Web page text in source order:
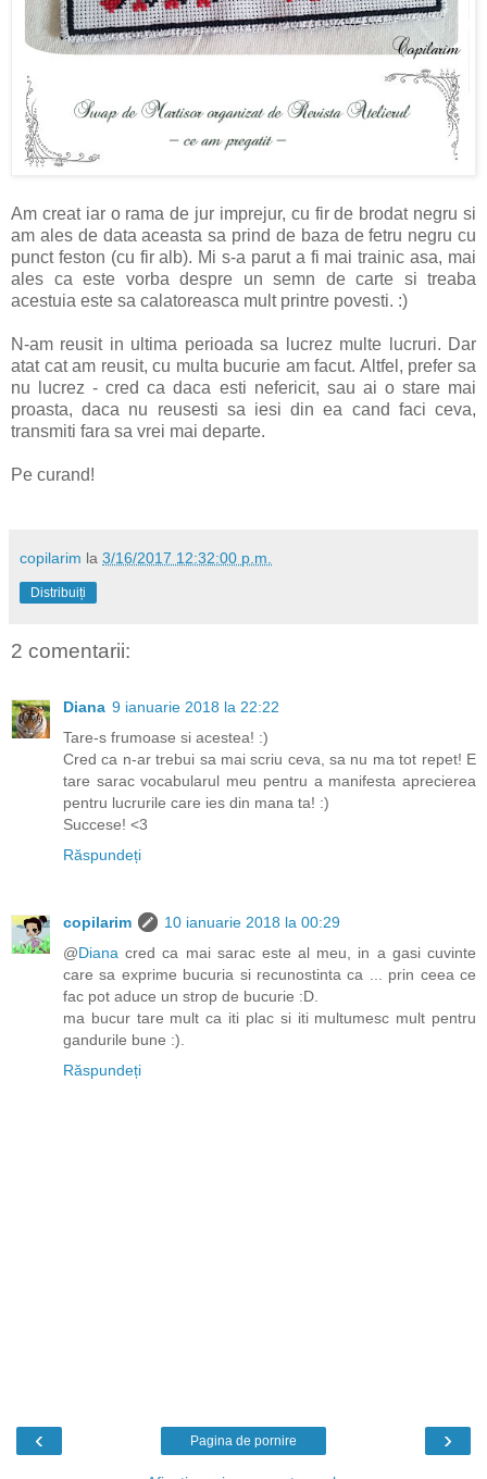
Am creat iar o rama de jur imprejur, cu fir de brodat negru si
am ales de data aceasta sa prind de baza de fetru negru cu
punct feston (cu fir alb). Mi s-a parut a fi mai trainic asa, mai
ales ca este vorba despre un semn de carte si treaba
acestuia este sa calatoreasca mult printre povesti. :)
N-am reusit in ultima perioada sa lucrez multe lucruri. Dar
atat cat am reusit, cu multa bucurie am facut. Altfel, prefer sa
nu lucrez - cred ca daca esti nefericit, sau ai o stare mai
proasta, daca nu reusesti sa iesi din ea cand faci ceva,
transmiti fara sa vrei mai departe.
Pe curand!
copilarim la 3/16/2017 12:32:00 p.m.
Distribuiți
2 comentarii:
Diana 9 ianuarie 2018 la 22:22
Tare-s frumoase si acestea! :)
Cred ca n-ar trebui sa mai scriu ceva, sa nu ma tot repet! E
tare sarac vocabularul meu pentru a manifesta aprecierea
pentru lucrurile care ies din mana ta! :)
Succese! <3
Răspundeți
copilarim
10 ianuarie 2018 la 00:29
@Diana cred ca mai sarac este al meu, in a gasi cuvinte
care sa exprime bucuria si recunostinta ca ... prin ceea ce
fac pot aduce un strop de bucurie :D.
ma bucur tare mult ca iti plac si iti multumesc mult pentru
gandurile bune :).
Răspundeți
‹ ›
Pagina de pornire